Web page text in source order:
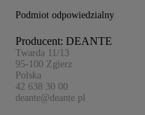
Podmiot odpowiedzialny
Producent: DEANTE
Twarda 11/13
95-100 Zgierz
Polska
42 638 30 00
deante@deante.pl